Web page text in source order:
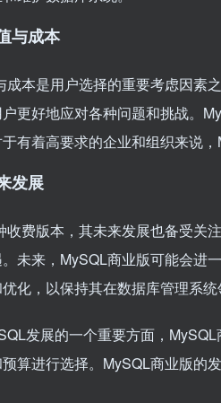
与成本
成本是用户选择的重要考虑因素
更好地应对各种问题和挑战。
有着高要求的企业和组织来说
发展
收费版本，其未来发展也备受关
未来，MySQL商业版可能会进
化，以保持其在数据库管理系统
发展的一个重要方面，
算进行选择。MySQL商业版的